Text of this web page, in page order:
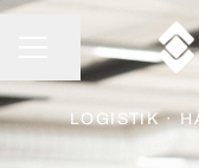
KARRIÄRMENY
Dela sidan
LOGISTIK ·